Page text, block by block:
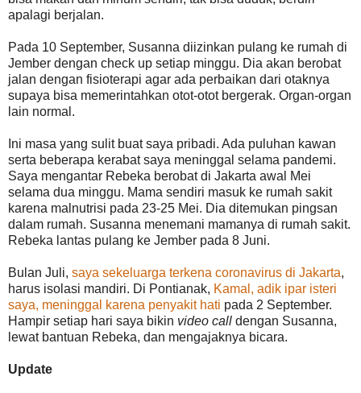
apalagi berjalan.
Pada 10 September, Susanna diizinkan pulang ke rumah di
Jember dengan check up setiap minggu. Dia akan berobat
jalan dengan fisioterapi agar ada perbaikan dari otaknya
supaya bisa memerintahkan otot-otot bergerak. Organ-organ
lain normal.
Ini masa yang sulit buat saya pribadi. Ada puluhan kawan
serta beberapa kerabat saya meninggal selama pandemi.
Saya mengantar Rebeka berobat di Jakarta awal Mei
selama dua minggu. Mama sendiri masuk ke rumah sakit
karena malnutrisi pada 23-25 Mei. Dia ditemukan pingsan
dalam rumah. Susanna menemani mamanya di rumah sakit.
Rebeka lantas pulang ke Jember pada 8 Juni.
Bulan Juli, saya sekeluarga terkena coronavirus di Jakarta,
harus isolasi mandiri. Di Pontianak, Kamal, adik ipar isteri
saya, meninggal karena penyakit hati pada 2 September.
Hampir setiap hari saya bikin video call dengan Susanna,
lewat bantuan Rebeka, dan mengajaknya bicara.
Update